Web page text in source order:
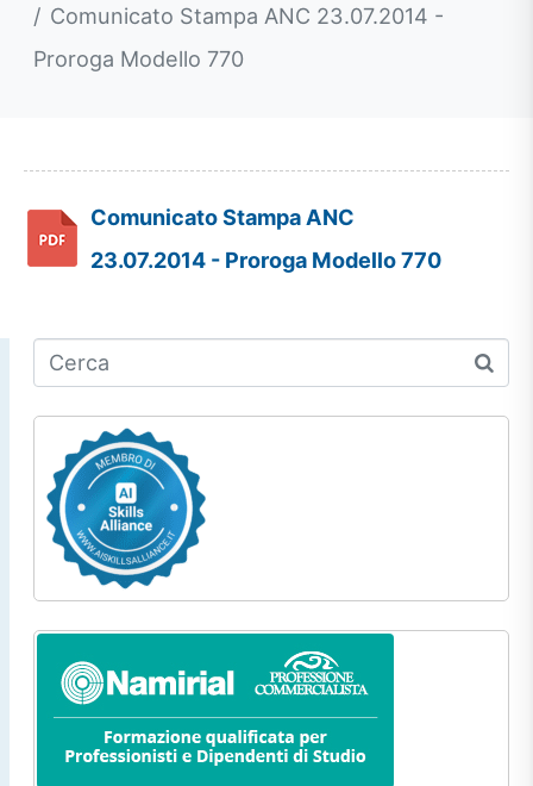
Comunicato Stampa ANC 23.07.2014 -
Proroga Modello 770
Comunicato Stampa ANC
23.07.2014 - Proroga Modello 770